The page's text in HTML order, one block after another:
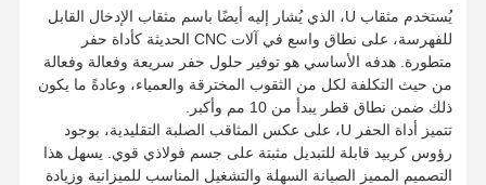
يُستخدم مثقاب U، الذي يُشار إليه أيضًا باسم مثقاب الإدخال القابل
للفهرسة، على نطاق واسع في آلات CNC الحديثة كأداة حفر
متطورة. هدفه الأساسي هو توفير حلول حفر سريعة وفعالة وفعالة
من حيث التكلفة لكل من الثقوب المخترقة والعمياء، وعادةً ما يكون
ذلك ضمن نطاق قطر يبدأ من 10 مم وأكبر.
تتميز أداة الحفر U، على عكس المثاقب الصلبة التقليدية، بوجود
رؤوس كربيد قابلة للتبديل مثبتة على جسم فولاذي قوي. يسهل هذا
التصميم المميز الصيانة السهلة والتشغيل المناسب للميزانية وزيادة